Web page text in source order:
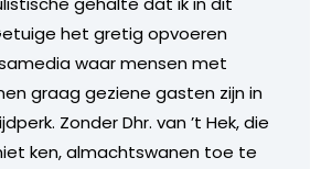
het gretig opvoeren
waar mensen met
graag geziene gasten zijn in
Zonder Dhr. van ’t Hek, die
ken, almachtswanen toe te